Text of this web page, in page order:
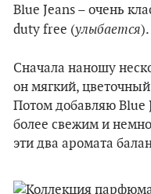
Blue Jeans – очень
duty free (улыбается).
Сначала наношу
он мягкий,
Потом добавляю Blue
более свежим и
эти два аромата